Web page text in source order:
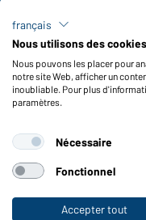
Vers la
FAQ / Manuel d'
Vérifier le stock
Reporting system
Fonctions et entretien
Conseils d'entretien
Tailles
Couleurs
français
Nous utilisons des cookies
Nous pouvons les placer pour
notre site Web, afficher un
inoubliable. Pour plus
paramètres.
Nécessaire
Fonctionnel
Accepter tout